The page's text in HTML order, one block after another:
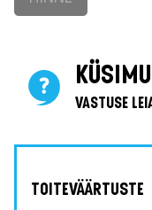
VASTUSE
TOITEVÄÄRTUSTE